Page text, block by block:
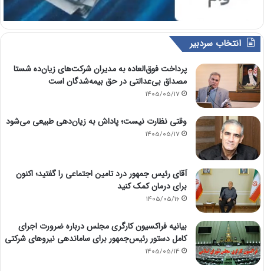
انتخاب سردبیر
پرداخت فوق‌العاده به مدیران شرکت‌های زیان‌ده شستا
مصداق بی‌عدالتی در حق بیمه‌شدگان است
1405/05/17
وقتی نظارت نیست؛ پاداش به زیان‌دهی طبیعی می‌شود
1405/05/17
آقای رئیس جمهور درد تامین اجتماعی را گفتید؛ اکنون
برای درمان کمک کنید
1405/05/16
بیانیه فراکسیون کارگری مجلس درباره ضرورت اجرای
کامل دستور رئیس‌جمهور برای ساماندهی نیروهای شرکتی
1405/05/14